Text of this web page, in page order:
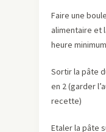
Faire une
alimentaire et
heure
Sortir la pâte
en 2 (garder
recette)
Etaler la pâte